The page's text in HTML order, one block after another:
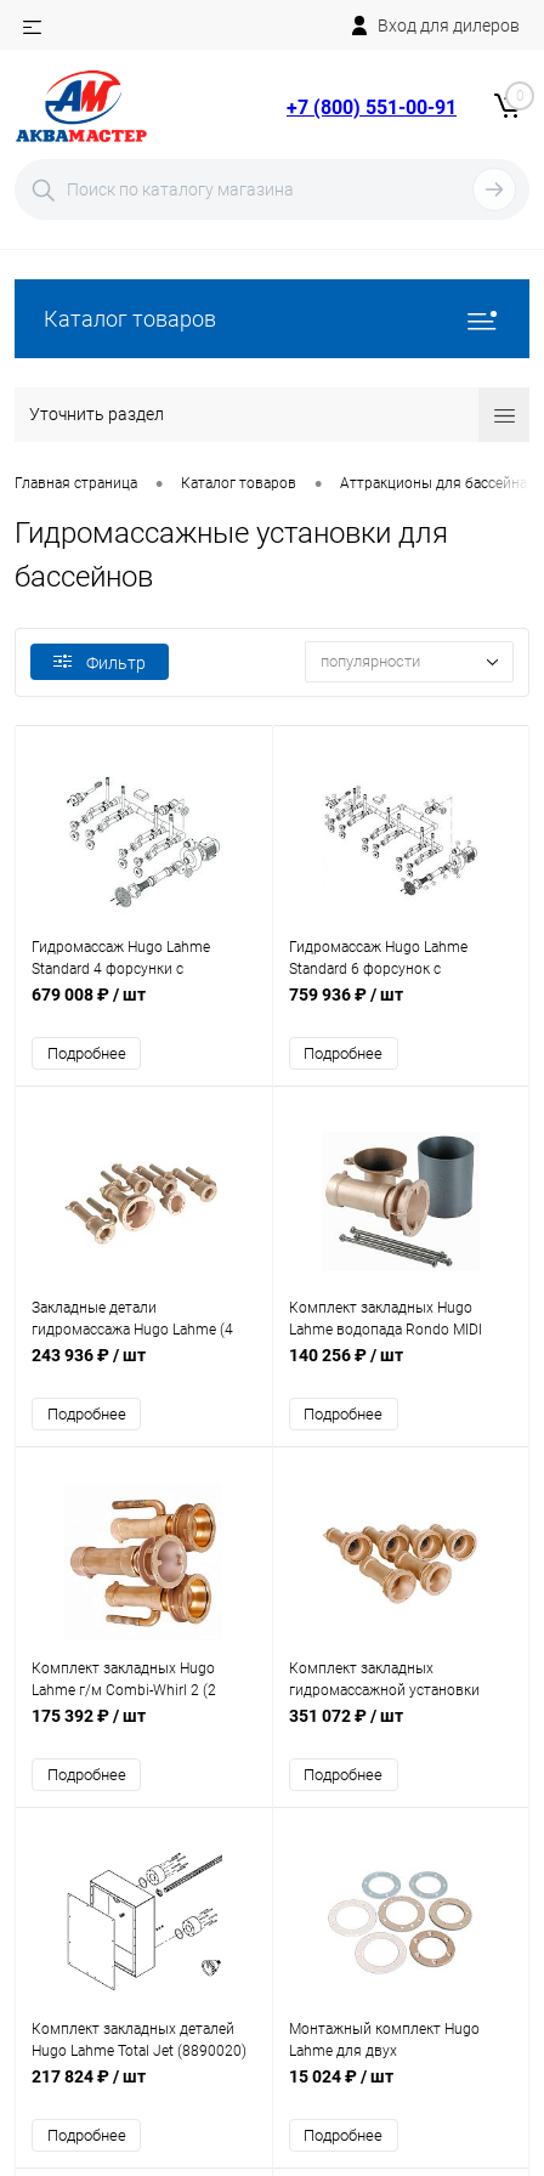
Вход для дилеров
+7 (800) 551-00-91 0
Каталог товаров
Уточнить раздел
Главная страница • Каталог товаров • Аттракционы для бассейна
Гидромассажные установки для
бассейнов
Фильтр популярности
Гидромассаж Hugo Lahme
Standard 4 форсунки с
пьезокнопкой и насосом
679 008 ₽/ шт
Подробнее
Гидромассаж Hugo Lahme
Standard 6 форсунок с
пневмокнопкой (8697220)
759 936 ₽/ шт
Подробнее
Закладные детали
гидромассажа Hugo Lahme (4
форсунок) из бронзы (8696150)
243 936 ₽/ шт
Подробнее
Комплект закладных Hugo
Lahme водопада Rondo MIDI
(стеновой проход+закладная
140 256 ₽/ шт
Подробнее
Комплект закладных Hugo
Lahme г/м Combi-Whirl 2 (2
корп. масс. дюзы+стен. проход)
175 392 ₽/ шт
Подробнее
Комплект закладных
гидромассажной установки
Hugo Lahme Cobmo-Whirl 4
351 072 ₽/ шт
Подробнее
Комплект закладных деталей
Hugo Lahme Total Jet (8890020)
217 824 ₽/ шт
Подробнее
Монтажный комплект Hugo
Lahme для двух
гидромассажных форсунок
15 024 ₽/ шт
Подробнее